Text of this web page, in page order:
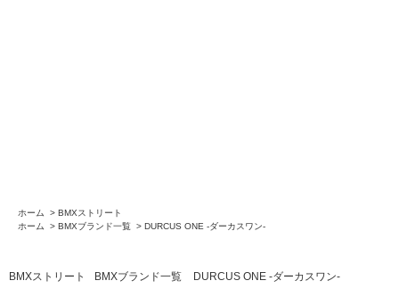
ホーム > BMXストリート
ホーム
> BMXブランド一覧 > DURCUS ONE -ダーカスワン-
BMXストリート BMXブランド一覧 DURCUS ONE -ダーカスワン-